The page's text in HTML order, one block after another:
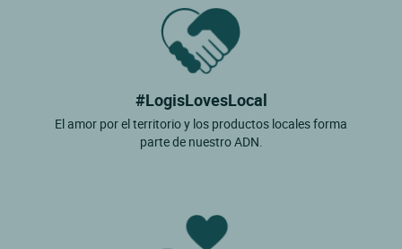
#LogisLovesLocal
El amor por el territorio y los productos locales forma
parte de nuestro ADN.